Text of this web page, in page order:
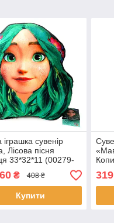
сувенір
Лісова пісня
33*32*11 (00279-
₴ 408 ₴
Купити